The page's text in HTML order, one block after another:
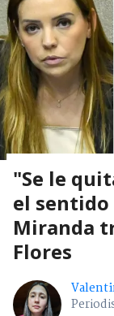
"Se le
el sentido
Miranda
Flores